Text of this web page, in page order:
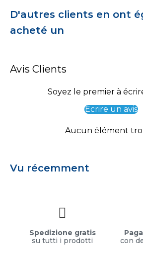
D'autres clients en ont
acheté un
Avis Clients
Soyez le premier à
Écrire un avis
Aucun élément
Vu récemment
Spedizione gratis
su tutti i prodotti
con